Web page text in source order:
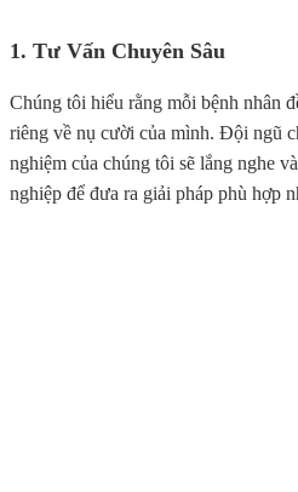
1. Tư Vấn Chuyên Sâu
Chúng tôi hiểu rằng mỗi bệnh nhân
riêng về nụ cười của mình. Đội ngũ
nghiệm của chúng tôi sẽ lắng nghe
nghiệp để đưa ra giải pháp phù hợp